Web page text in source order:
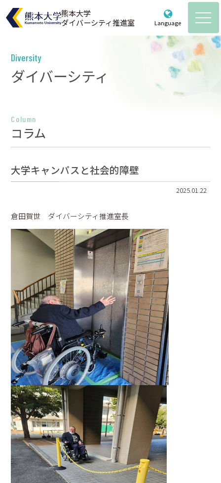
熊本大学
ダイバーシティ推進室
Language
Powered by
Diversity
ダイバーシティ
Column
コラム
大学キャンパスと社会的障壁
2025.01.22
倉田賀世 ダイバーシティ推進室長
熊本大学ダイバーシティ推進室
規約等
女性研究者支援
活動記録
育児・介護支援制度のご案内
学内保育施設等
統計データ
ダイバーシティ
熊本大学ダイバーシティ宣言
性の多様性ガイドライン
コラム
相談窓口・お問い合わせ
サイトマップ